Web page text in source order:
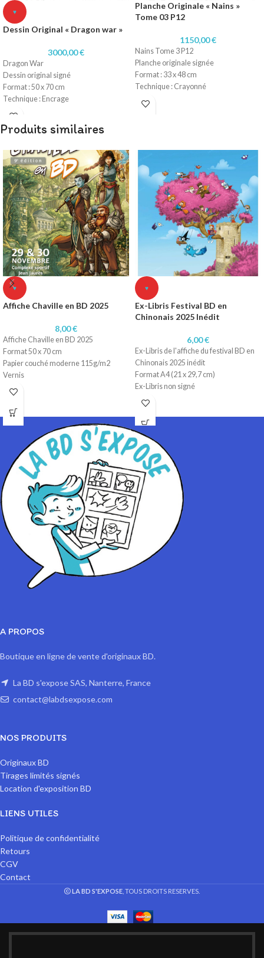
♥
Dessin Original « Dragon war »
3000,00€
Dragon War
Dessin original signé
Format : 50 x 70 cm
Technique : Encrage
Papier : Fabriano 300gr
Planche Originale « Nains »
Tome 03 P12
1150,00€
Nains Tome 3 P12
Planche originale signée
Format : 33 x 48 cm
Technique : Crayonné
Papier : Fabriano 220gr
Produits similaires
♥
Affiche Chaville en BD 2025
8,00€
Affiche Chaville en BD 2025
Format 50 x 70 cm
Papier couché moderne 115g/m2
Vernis
♥
Ex-Libris Festival BD en
Chinonais 2025 Inédit
6,00€
Ex-Libris de l'affiche du festival BD en
Chinonais 2025 inédit
Format A4 (21 x 29,7 cm)
Ex-Libris non signé
Papier 250 gr texturé
A PROPOS
Boutique en ligne de vente d'originaux BD.
La BD s'expose SAS, Nanterre, France
contact@labdsexpose.com
NOS PRODUITS
Originaux BD
Tirages limités signés
Location d'exposition BD
LIENS UTILES
Politique de confidentialité
Retours
CGV
Contact
LA BD S'EXPOSE , TOUS DROITS RESERVES.